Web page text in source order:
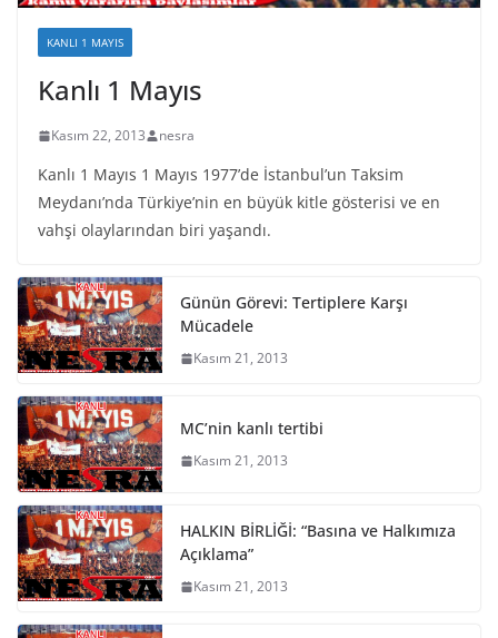
KANLI 1 MAYIS
Kanlı 1 Mayıs
Kasım 22, 2013 nesra
Kanlı 1 Mayıs 1 Mayıs 1977’de İstanbul’un Taksim
Meydanı’nda Türkiye’nin en büyük kitle gösterisi ve en
vahşi olaylarından biri yaşandı.
Günün Görevi: Tertiplere Karşı
Mücadele
Kasım 21, 2013
MC’nin kanlı tertibi
Kasım 21, 2013
HALKIN BİRLİĞİ: “Basına ve Halkımıza
Açıklama”
Kasım 21, 2013